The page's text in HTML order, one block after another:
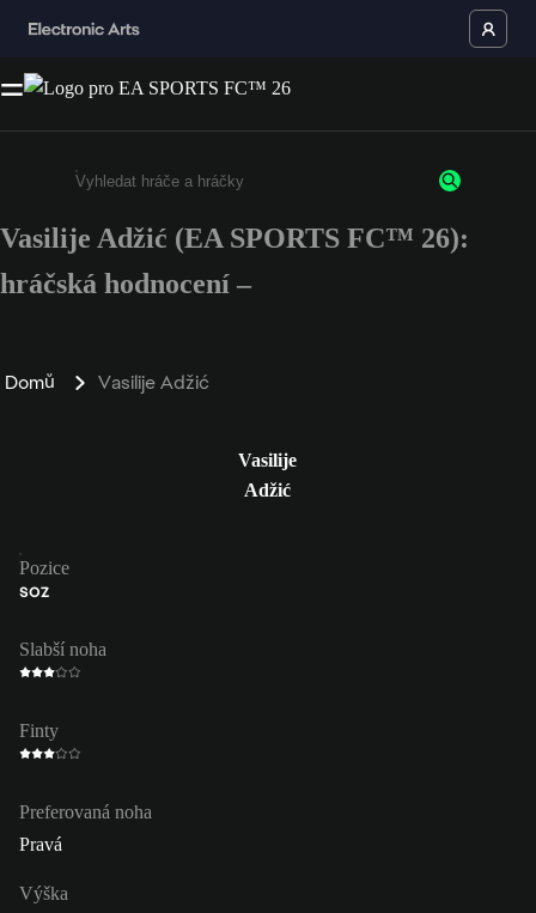
Enter a minimum of 3 characters or numbers
Vasilije Adžić (EA SPORTS FC™ 26):
hráčská hodnocení –
Domů Vasilije Adžić
Vasilije
Adžić
Pozice
SOZ
Slabší noha
Finty
Preferovaná noha
Pravá
Výška